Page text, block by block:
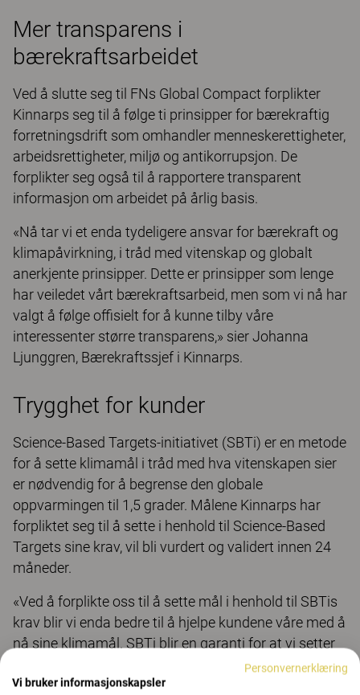
Mer transparens i
bærekraftsarbeidet
Ved å slutte seg til FNs Global Compact forplikter
Kinnarps seg til å følge ti prinsipper for bærekraftig
forretningsdrift som omhandler menneskerettigheter,
arbeidsrettigheter, miljø og antikorrupsjon. De
forplikter seg også til å rapportere transparent
informasjon om arbeidet på årlig basis.
«Nå tar vi et enda tydeligere ansvar for bærekraft og
klimapåvirkning, i tråd med vitenskap og globalt
anerkjente prinsipper. Dette er prinsipper som lenge
har veiledet vårt bærekraftsarbeid, men som vi nå har
valgt å følge offisielt for å kunne tilby våre
interessenter større transparens,» sier Johanna
Ljunggren, Bærekraftssjef i Kinnarps.
Trygghet for kunder
Science-Based Targets-initiativet (SBTi) er en metode
for å sette klimamål i tråd med hva vitenskapen sier
er nødvendig for å begrense den globale
oppvarmingen til 1,5 grader. Målene Kinnarps har
forpliktet seg til å sette i henhold til Science-Based
Targets sine krav, vil bli vurdert og validert innen 24
måneder.
«Ved å forplikte oss til å sette mål i henhold til SBTis
krav blir vi enda bedre til å hjelpe kundene våre med å
nå sine klimamål. SBTi blir en garanti for at vi setter
mål på en vitenskapelig måte, noe som skaper ekstra
trygghet for våre kunder,» sier Dan Molander,
Personvernerklæring
Vi bruker informasjonskapsler